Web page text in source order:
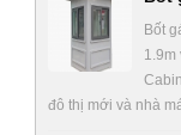
Bốt
1.9m
đô thị mới và nhà